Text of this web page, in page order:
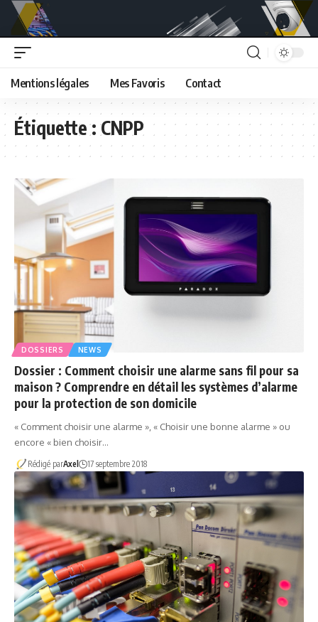
Mentions légales Mes Favoris Contact
Étiquette :CNPP
DOSSIERS NEWS
Dossier : Comment choisir une alarme sans fil pour sa
maison ? Comprendre en détail les systèmes d’alarme
pour la protection de son domicile
« Comment choisir une alarme », « Choisir une bonne alarme » ou
encore « bien choisir…
Rédigé parAxel 17 septembre 2018